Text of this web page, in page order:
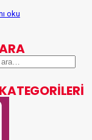
oku